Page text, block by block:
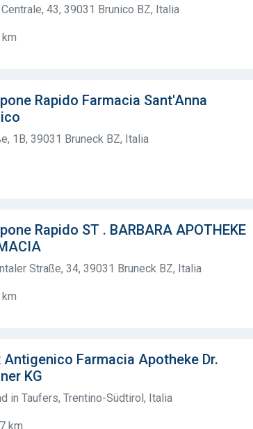
43, 39031 Brunico BZ, Italia
km
Rapido Farmacia Sant'Anna
1B, 39031 Bruneck BZ, Italia
Rapido ST . BARBARA APOTHEKE
Straße, 34, 39031 Bruneck BZ, Italia
km
Antigenico Farmacia Apotheke Dr.
KG
in Taufers, Trentino-Südtirol, Italia
km